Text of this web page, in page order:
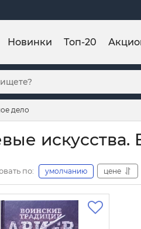
Новинки Топ-20
дело
по: умолчанию цене